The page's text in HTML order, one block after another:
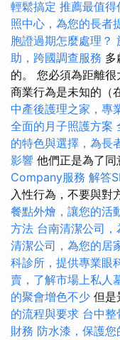
輕鬆搞定 推薦最值得
照中心，為您的長者
胞證過期怎麼處理？
助，跨國調查服務 多
的。 您必須為距離
商業行為是未知的（
中產後護理之家，專
全面的月子照護方案
的特色與選擇，為長
影響 他們正是為了同
Company服務 解答
入性行為，不要與對
餐點外燴，讓您的活
方法 台南清潔公司
清潔公司，為您的居
科診所，提供專業眼
賣，了解市場上私人
的聚會增色不少 但是
的流程與要求 台中整
財務 防水漆，保護